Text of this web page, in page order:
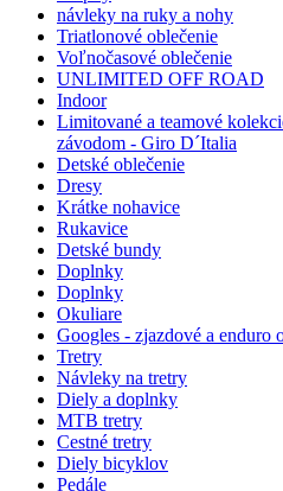
návleky na ruky a nohy
Triatlonové oblečenie
Voľnočasové oblečenie
UNLIMITED OFF ROAD
Indoor
Limitované a teamové
závodom - Giro D´Italia
Detské oblečenie
Dresy
Krátke nohavice
Rukavice
Detské bundy
Doplnky
Doplnky
Okuliare
Googles - zjazdové a enduro
Tretry
Návleky na tretry
Diely a doplnky
MTB tretry
Cestné tretry
Diely bicyklov
Pedále